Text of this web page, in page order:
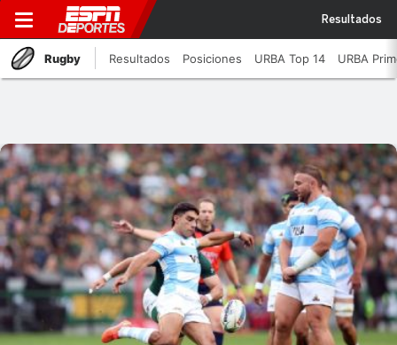
Resultados
Rugby Resultados Posiciones URBA Top 14 URBA